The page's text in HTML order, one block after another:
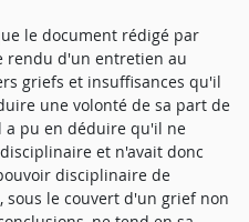
le document rédigé par
rendu d'un entretien au
griefs et insuffisances qu'il
une volonté de sa part de
a pu en déduire qu'il ne
et n'avait donc
disciplinaire de
sous le couvert d'un grief non